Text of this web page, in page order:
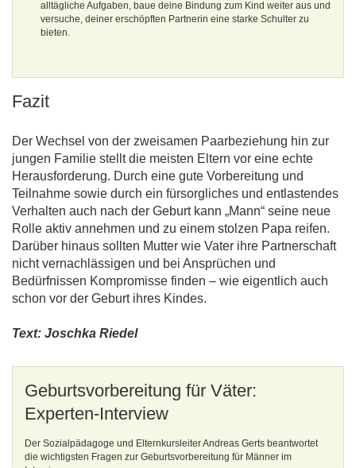
alltägliche Aufgaben, baue deine Bindung zum Kind weiter aus und
versuche, deiner erschöpften Partnerin eine starke Schulter zu
bieten.
Fazit
Der Wechsel von der zweisamen Paarbeziehung hin zur
jungen Familie stellt die meisten Eltern vor eine echte
Herausforderung. Durch eine gute Vorbereitung und
Teilnahme sowie durch ein fürsorgliches und entlastendes
Verhalten auch nach der Geburt kann „Mann“ seine neue
Rolle aktiv annehmen und zu einem stolzen Papa reifen.
Darüber hinaus sollten Mutter wie Vater ihre Partnerschaft
nicht vernachlässigen und bei Ansprüchen und
Bedürfnissen Kompromisse finden – wie eigentlich auch
schon vor der Geburt ihres Kindes.
Text: Joschka Riedel
Geburtsvorbereitung für Väter:
Experten-Interview
Der Sozialpädagoge und Elternkursleiter Andreas Gerts beantwortet
die wichtigsten Fragen zur Geburtsvorbereitung für Männer im